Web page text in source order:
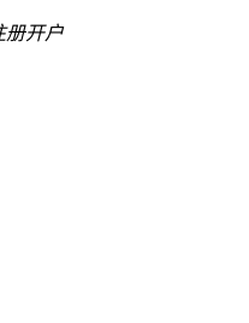
册开户